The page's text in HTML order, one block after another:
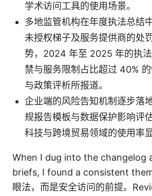
学术访问工具的使用场景。
多地监管机构在年度执法总结
未授权梯子及服务提供商的处
势，2024 年至 2025 年的执
禁与服务限制占比超过 40%
与政策评析所报道。
企业端的风险告知机制逐步落
规报告模板与数据保护影响评
科技与跨境贸易领域的使用率
When I dug into the changelog
briefs, I found a consistent
眼法，而是安全访问的前提。